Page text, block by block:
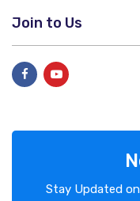
Join to Us
Stay Updated